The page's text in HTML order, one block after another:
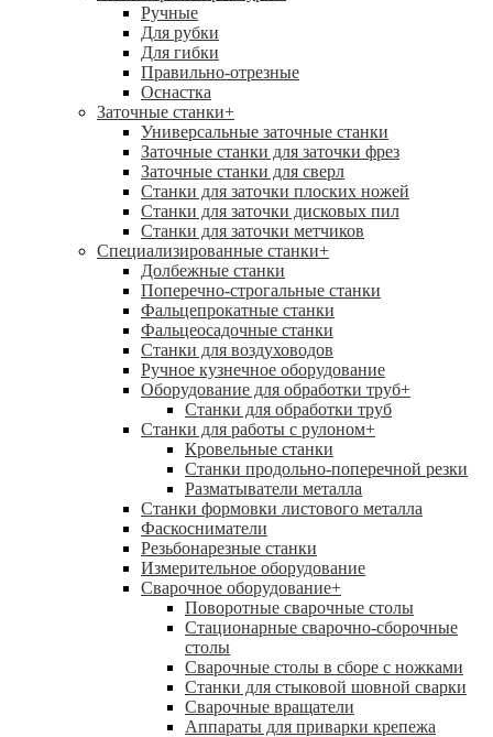
Ручные
Для рубки
Для гибки
Правильно-отрезные
Оснастка
Заточные станки+
Универсальные заточные станки
Заточные станки для заточки фрез
Заточные станки для сверл
Станки для заточки плоских ножей
Станки для заточки дисковых пил
Станки для заточки метчиков
Специализированные станки+
Долбежные станки
Поперечно-строгальные станки
Фальцепрокатные станки
Фальцеосадочные станки
Станки для воздуховодов
Ручное кузнечное оборудование
Оборудование для обработки труб+
Станки для обработки труб
Станки для работы с рулоном+
Кровельные станки
Станки продольно-поперечной резки
Разматыватели металла
Станки формовки листового металла
Фаскосниматели
Резьбонарезные станки
Измерительное оборудование
Сварочное оборудование+
Поворотные сварочные столы
Стационарные сварочно-сборочные
столы
Сварочные столы в сборе с ножками
Станки для стыковой шовной сварки
Сварочные вращатели
Аппараты для приварки крепежа